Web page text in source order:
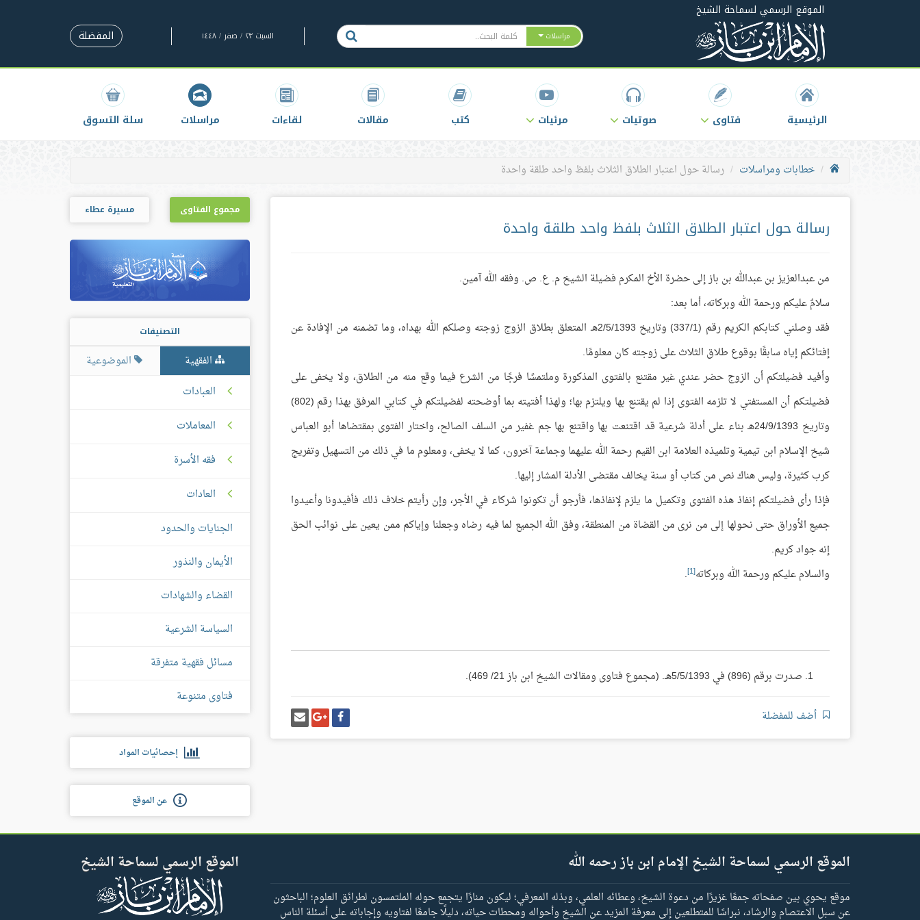
الموقع الرسمي لسماحة الشيخ
مراسلات السبت ٢٣ / صفر / ١٤٤٨ المفضلة
الرئيسية فتاوى صوتيات مرئيات كتب مقالات لقاءات مراسلات سلة التسوق
خطابات ومراسلات رسالة حول اعتبار الطلاق الثلاث بلفظ واحد طلقة واحدة
رسالة حول اعتبار الطلاق الثلاث بلفظ واحد طلقة واحدة
من عبدالعزيز بن عبدالله بن باز إلى حضرة الأخ المكرم فضيلة الشيخ م. ع. ص. وفقه الله آمين.
سلامٌ عليكم ورحمة الله وبركاته، أما بعد:
فقد وصلني كتابكم الكريم رقم (337/1) وتاريخ 2/5/1393هـ المتعلق بطلاق الزوج زوجته وصلكم الله بهداه، وما تضمنه من الإفادة عن
إفتائكم إياه سابقًا بوقوع طلاق الثلاث على زوجته كان معلومًا.
وأفيد فضيلتكم أن الزوج حضر عندي غير مقتنع بالفتوى المذكورة وملتمسًا فرجًا من الشرع فيما وقع منه من الطلاق، ولا يخفى على
فضيلتكم أن المستفتي لا تلزمه الفتوى إذا لم يقتنع بها ويلتزم بها؛ ولهذا أفتيته بما أوضحته لفضيلتكم في كتابي المرفق بهذا رقم (802)
وتاريخ 24/9/1393هـ بناء على أدلة شرعية قد اقتنعت بها واقتنع بها جم غفير من السلف الصالح، واختار الفتوى بمقتضاها أبو العباس
شيخ الإسلام ابن تيمية وتلميذه العلامة ابن القيم رحمة الله عليهما وجماعة آخرون، كما لا يخفى، ومعلوم ما في ذلك من التسهيل وتفريج
كرب كثيرة، وليس هناك نص من كتاب أو سنة يخالف مقتضى الأدلة المشار إليها.
فإذا رأى فضيلتكم إنفاذ هذه الفتوى وتكميل ما يلزم لإنفاذها، فأرجو أن تكونوا شركاء في الأجر، وإن رأيتم خلاف ذلك فأفيدونا وأعيدوا
جميع الأوراق حتى نحولها إلى من نرى من القضاة من المنطقة، وفق الله الجميع لما فيه رضاه وجعلنا وإياكم ممن يعين على نوائب الحق
إنه جواد كريم.
والسلام عليكم ورحمة الله وبركاته[1]
.
صدرت برقم (896) في 5/5/1393هـ. (مجموع فتاوى ومقالات الشيخ ابن باز 21/ 469).
أضف للمفضلة شارك
على
فيسبوك
شارك
على
غوغل
بلس
إرسل
إيميل
مجموع الفتاوى مسيرة عطاء
التصنيفات
الفقهية
الموضوعية
العبادات
المعاملات
فقه الأسرة
العادات
الجنايات والحدود
الأيمان والنذور
القضاء والشهادات
السياسة الشرعية
مسائل فقهية متفرقة
فتاوى متنوعة
إحصائيات المواد
عن الموقع
الموقع الرسمي لسماحة الشيخ الإمام ابن باز رحمه الله
موقع يحوي بين صفحاته جمعًا غزيرًا من دعوة الشيخ، وعطائه العلمي، وبذله المعرفي؛ ليكون منارًا يتجمع حوله الملتمسون لطرائق العلوم؛ الباحثون
عن سبل الاعتصام والرشاد، نبراسًا للمتطلعين إلى معرفة المزيد عن الشيخ وأحواله ومحطات حياته، دليلًا جامعًا لفتاويه وإجاباته على أسئلة الناس
الموقع الرسمي لسماحة الشيخ